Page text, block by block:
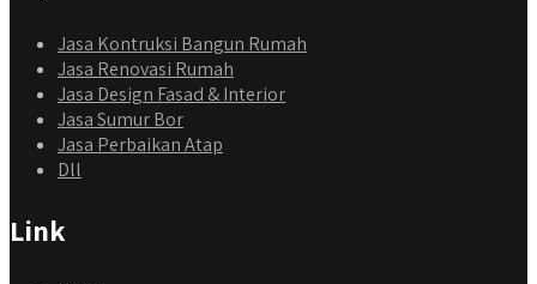
Jasa Kontruksi Bangun Rumah
Jasa Renovasi Rumah
Jasa Design Fasad & Interior
Jasa Sumur Bor
Jasa Perbaikan Atap
Dll
Link